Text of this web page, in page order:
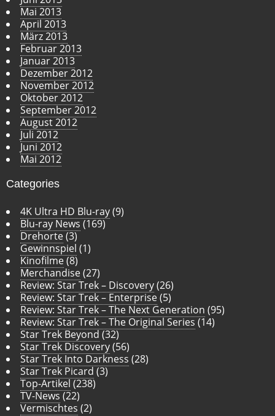
Mai 2013
April 2013
März 2013
Februar 2013
Januar 2013
Dezember 2012
November 2012
Oktober 2012
September 2012
August 2012
Juli 2012
Juni 2012
Mai 2012
Categories
4K Ultra HD Blu-ray(9)
Blu-ray News (169)
Drehorte(3)
Gewinnspiel (1)
Kinofilme(8)
Merchandise(27)
Review: Star Trek – Discovery(26)
Review: Star Trek – Enterprise(5)
Review: Star Trek – The Next Generation (95)
Review: Star Trek – The Original Series (14)
Star Trek Beyond (32)
Star Trek Discovery(56)
Star Trek Into Darkness (28)
Star Trek Picard (3)
Top-Artikel (238)
TV-News (22)
Vermischtes (2)